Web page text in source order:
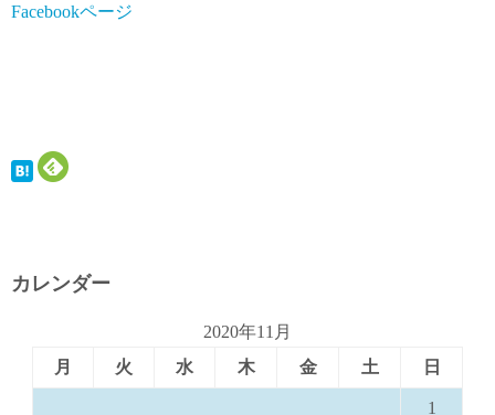
Facebookページ
カレンダー
2020年11月
月
火 水 木 金 土 日
1